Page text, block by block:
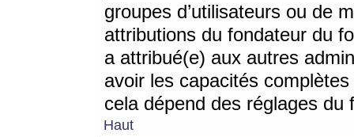
groupes d’utilisateurs ou de
attributions du fondateur du
a attribué(e) aux autres
avoir les capacités
cela dépend des réglages du
Haut